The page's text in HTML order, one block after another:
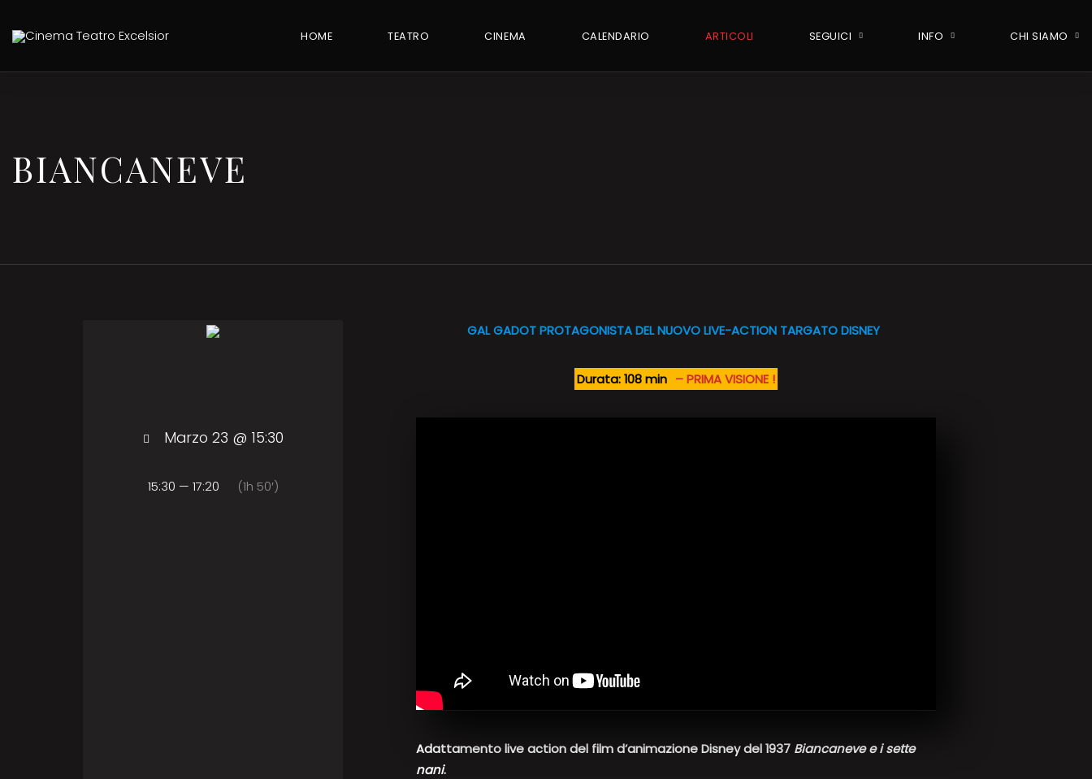
HOME TEATRO CINEMA CALENDARIO ARTICOLI SEGUICI INFO CHI SIAMO
BIANCANEVE
GAL GADOT PROTAGONISTA DEL NUOVO LIVE-ACTION TARGATO DISNEY
Durata: 108 min – PRIMA VISIONE !
Adattamento live action del film d’animazione Disney del 1937 Biancaneve e i sette
nani.
Marzo 23 @ 15:30
15:30 — 17:20 (1h 50′)